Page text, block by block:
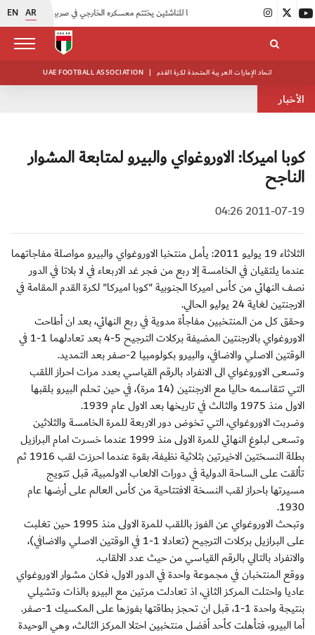
EN AR
UAE FOOTBALL ASSOCIATION | اتحاد الإمارات العربية المتحدة لكرة القدم
الأخبار
كوبا اميركا: الاوروغواي والبيرو لمتابعة المشوار
الناجح
2011-07-19 04:26
الثلاثاء 19 يوليو 2011: يأمل منتخبا الاوروغواي والبيرو مواصلة مفاجاتهما
عندما يلتقيان في الخامسة إلا ربع من فجر غد الاربعاء في لا بلاتا في الدور
نصف النهائي من كأس اميركا الجنوبية "كوبا اميركا" لكرة القدم المقامة في
الارجنتين لغاية 24 يوليو الحالي.
وحقق كل من المنتخبين مفاجأة مدوية في ربع النهائي، بعد ان أطاحت
الاوروغواي بالارجنتين المضيفة بركلات الترجيح 5-4 بعد تعادلهما 1-1 في
الوقتين الاصلي والاضافي، والبيرو بكولومبيا 2-صفر بعد التمديد.
وتسعى الاوروغواي الى الانفراد بالرقم القياسي بعدد مرات احراز اللقب
التي تتقاسمه حاليا مع الارجنتين (14 مرة)، في حين تحلم البيرو بلقبها
الاول منذ 1975 والثالث في تاريخها بعد الاول عام 1939.
وضربت الاوروغواي، التي تخوض دور الاربعة للمرة الخامسة والثلاثين
وتسعى لبلوغ النهائي للمرة الاولى منذ 1999 عندما خسرت امام البرازيل
بطلة النسختين الاخيرتين بثلاثية نظيفة، بقوة عندما احرزت لقب 1916 ثم
تألقت على الساحة الدولية في دورات الالعاب الاولمبية، قبل تتويج
مسيرتها باحراز لقب النسخة الافتتاحية من كأس العالم على أرضها عام
1930.
وتبحث الاوروغواي عن الفوز باللقب للمرة الاولى منذ 1995 حين تغلبت
على البرازيل بركلات الترجيح (تعادلا 1-1 في الوقتين الاصلي والاضافي)،
والانفراد بالتالي بالرقم القياسي من حيث عدد الالقاب.
ووقع المنتخبان في مجموعة واحدة في الدور الاول، فكان مشوار الاوروغواي
عاديا واحتلت المركز الثاني، اذ تعادلت مرتين مع البيرو بالذات وتشيلي
بنتيجة واحدة 1-1، قبل ان تحجز بطاقتها بفوزها على المكسيك 1-صفر.
أما البيرو، فتأهلت كأحد أفضل منتخبين احتلا المركز الثالث، وهي الوحيدة